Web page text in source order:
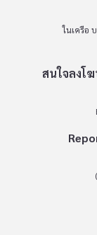
ในเครือ
สนใจลงโ